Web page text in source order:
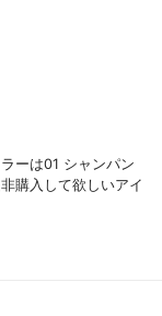
ーは01 シャンパン
購入して欲しいアイ